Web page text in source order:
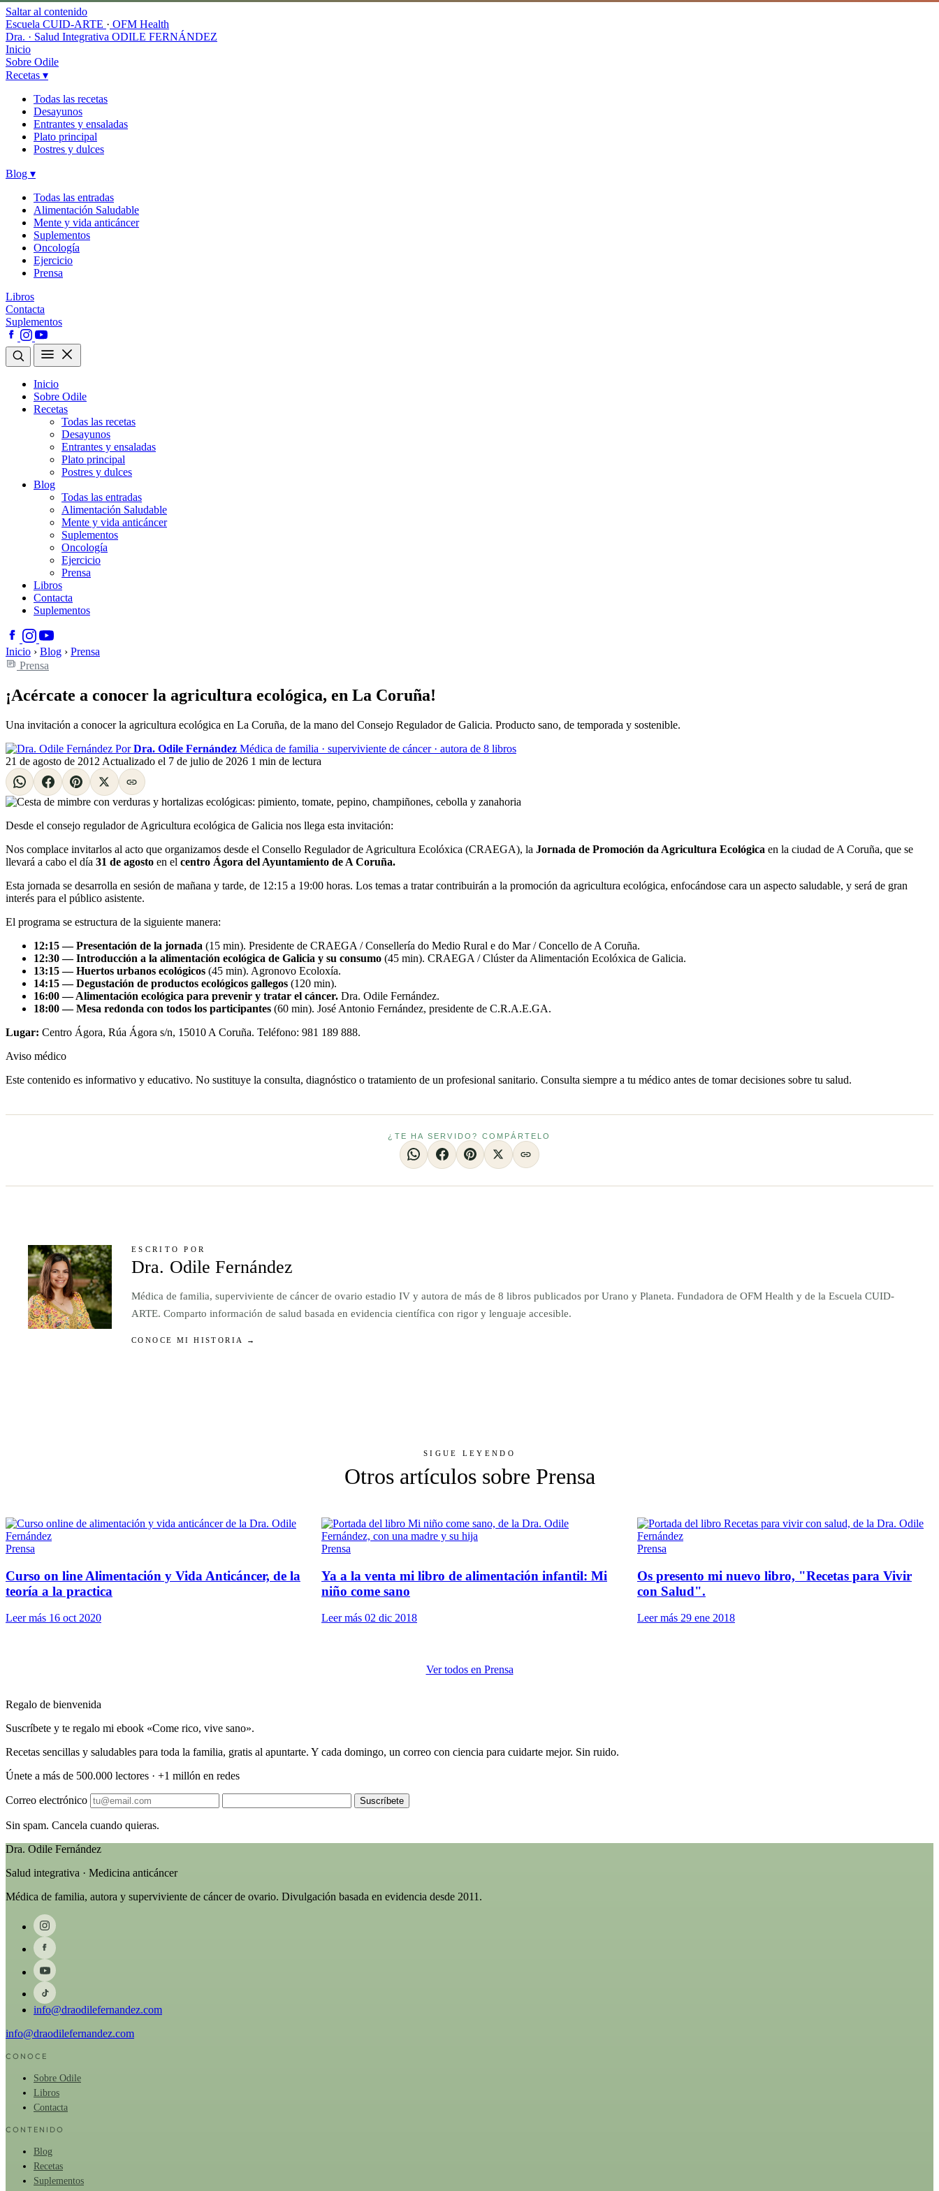
Saltar al contenido
Escuela CUID-ARTE · OFM Health
Dra. · Salud Integrativa ODILE FERNÁNDEZ
Inicio
Sobre Odile
Recetas ▾
Todas las recetas
Desayunos
Entrantes y ensaladas
Plato principal
Postres y dulces
Blog ▾
Todas las entradas
Alimentación Saludable
Mente y vida anticáncer
Suplementos
Oncología
Ejercicio
Prensa
Libros
Contacta
Suplementos
Inicio
Sobre Odile
Recetas
Todas las recetas
Desayunos
Entrantes y ensaladas
Plato principal
Postres y dulces
Blog
Todas las entradas
Alimentación Saludable
Mente y vida anticáncer
Suplementos
Oncología
Ejercicio
Prensa
Libros
Contacta
Suplementos
Inicio › Blog › Prensa
Prensa
¡Acércate a conocer la agricultura ecológica, en La Coruña!
Una invitación a conocer la agricultura ecológica en La Coruña, de la mano del Consejo Regulador de Galicia. Producto sano, de temporada y sostenible.
Por Dra. Odile Fernández Médica de familia · superviviente de cáncer · autora de 8 libros
21 de agosto de 2012 Actualizado el 7 de julio de 2026 1 min de lectura
Desde el consejo regulador de Agricultura ecológica de Galicia nos llega esta invitación:
Nos complace invitarlos al acto que organizamos desde el Consello Regulador de Agricultura Ecolóxica (CRAEGA), la Jornada de Promoción da Agricultura Ecológica en la ciudad de A Coruña, que se
llevará a cabo el día 31 de agosto en el centro Ágora del Ayuntamiento de A Coruña.
Esta jornada se desarrolla en sesión de mañana y tarde, de 12:15 a 19:00 horas. Los temas a tratar contribuirán a la promoción da agricultura ecológica, enfocándose cara un aspecto saludable, y será de gran
interés para el público asistente.
El programa se estructura de la siguiente manera:
12:15 — Presentación de la jornada (15 min). Presidente de CRAEGA / Consellería do Medio Rural e do Mar / Concello de A Coruña.
12:30 — Introducción a la alimentación ecológica de Galicia y su consumo (45 min). CRAEGA / Clúster da Alimentación Ecolóxica de Galicia.
13:15 — Huertos urbanos ecológicos (45 min). Agronovo Ecoloxía.
14:15 — Degustación de productos ecológicos gallegos (120 min).
16:00 — Alimentación ecológica para prevenir y tratar el cáncer. Dra. Odile Fernández.
18:00 — Mesa redonda con todos los participantes (60 min). José Antonio Fernández, presidente de C.R.A.E.GA.
Lugar: Centro Ágora, Rúa Ágora s/n, 15010 A Coruña. Teléfono: 981 189 888.
Aviso médico
Este contenido es informativo y educativo. No sustituye la consulta, diagnóstico o tratamiento de un profesional sanitario. Consulta siempre a tu médico antes de tomar decisiones sobre tu salud.
¿TE HA SERVIDO? COMPÁRTELO
ESCRITO POR
Dra. Odile Fernández
Médica de familia, superviviente de cáncer de ovario estadio IV y autora de más de 8 libros publicados por Urano y Planeta. Fundadora de OFM Health y de la Escuela CUID-
ARTE. Comparto información de salud basada en evidencia científica con rigor y lenguaje accesible.
CONOCE MI HISTORIA →
SIGUE LEYENDO
Otros artículos sobre Prensa
Prensa
Curso on line Alimentación y Vida Anticáncer, de la
teoría a la practica
Leer más 16 oct 2020
Prensa
Ya a la venta mi libro de alimentación infantil: Mi
niño come sano
Leer más 02 dic 2018
Prensa
Os presento mi nuevo libro, "Recetas para Vivir
con Salud".
Leer más 29 ene 2018
Ver todos en Prensa
Regalo de bienvenida
Suscríbete y te regalo mi ebook «Come rico, vive sano».
Recetas sencillas y saludables para toda la familia, gratis al apuntarte. Y cada domingo, un correo con ciencia para cuidarte mejor. Sin ruido.
Únete a más de 500.000 lectores · +1 millón en redes
Correo electrónico Suscríbete
Sin spam. Cancela cuando quieras.
Dra. Odile Fernández
Salud integrativa · Medicina anticáncer
Médica de familia, autora y superviviente de cáncer de ovario. Divulgación basada en evidencia desde 2011.
info@draodilefernandez.com
info@draodilefernandez.com
CONOCE
Sobre Odile
Libros
Contacta
CONTENIDO
Blog
Recetas
Suplementos